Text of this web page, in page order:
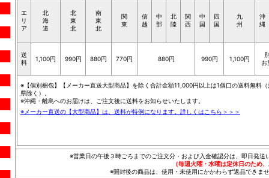
エ
リ
ア
北
海
道
北
東
北
南
東
北
関
東
信
越
中
部
北
陸
関
西
中
国
四
国
九
州
沖
縄
送
料
1,100円 990円 880円 770円 880円 990円 1,100円
お
※【個別梱包】【メーカー直送大型商品】を除く合計金額11,000円以上は1個口の送料無料（
県除く）。
※沖縄・離島へのお届けは、ご注文後に送料をお知らせいたします。
※メーカー直送の【大型商品】は、送料が特例になります。詳しくはこちら＞＞＞
※営業日の午後３時ごろまでのご注文分・および入金確認分は、即日発
（毎週火曜・水曜は定休日のため
※開封後の商品は、使用・未使用にかかわらず返品できま